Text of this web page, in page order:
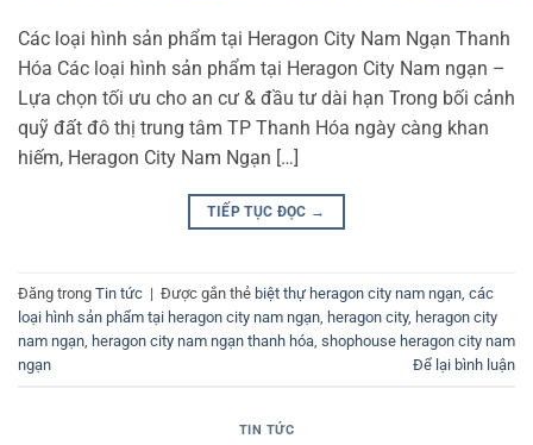
Các loại hình sản phẩm tại Heragon City Nam Ngạn Thanh
Hóa Các loại hình sản phẩm tại Heragon City Nam ngạn –
Lựa chọn tối ưu cho an cư & đầu tư dài hạn Trong bối cảnh
quỹ đất đô thị trung tâm TP Thanh Hóa ngày càng khan
hiếm, Heragon City Nam Ngạn […]
TIẾP TỤC ĐỌC →
Đăng trong Tin tức | Được gắn thẻ biệt thự heragon city nam ngạn các
loại hình sản phẩm tại heragon city nam ngạn heragon city, heragon city
nam ngạn heragon city nam ngạn thanh hóa shophouse heragon city nam
ngạn
Để lại bình luận
TIN TỨC